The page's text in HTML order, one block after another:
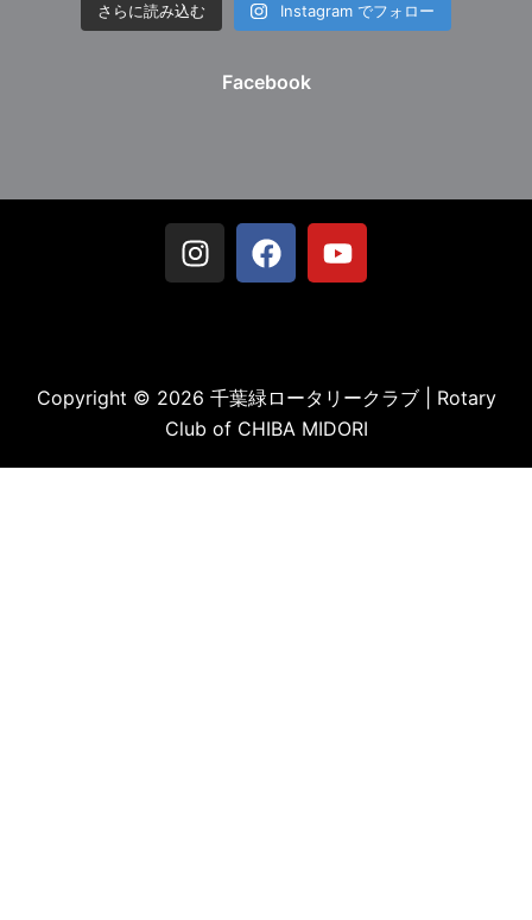
さらに読み込む Instagram でフォロー
Facebook
Copyright © 2026 千葉緑ロータリークラブ | Rotary
Club of CHIBA MIDORI